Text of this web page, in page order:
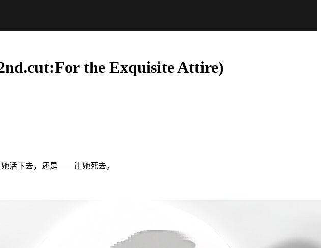
the Exquisite Attire)
活下去，还是——让她死去。